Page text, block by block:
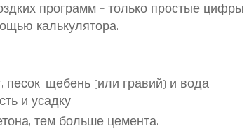
программ – только простые цифры,
калькулятора.
песок, щебень (или гравий) и вода.
и усадку.
тем больше цемента.